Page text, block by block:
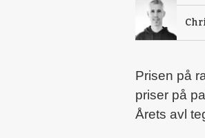
Prisen på
priser på
Årets avl